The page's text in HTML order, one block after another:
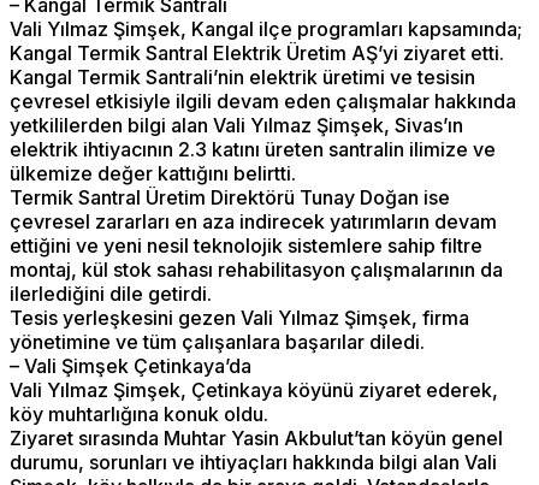
– Kangal Termik Santrali
Vali Yılmaz Şimşek, Kangal ilçe programları kapsamında;
Kangal Termik Santral Elektrik Üretim AŞ’yi ziyaret etti.
Kangal Termik Santrali’nin elektrik üretimi ve tesisin
çevresel etkisiyle ilgili devam eden çalışmalar hakkında
yetkililerden bilgi alan Vali Yılmaz Şimşek, Sivas’ın
elektrik ihtiyacının 2.3 katını üreten santralin ilimize ve
ülkemize değer kattığını belirtti.
Termik Santral Üretim Direktörü Tunay Doğan ise
çevresel zararları en aza indirecek yatırımların devam
ettiğini ve yeni nesil teknolojik sistemlere sahip filtre
montaj, kül stok sahası rehabilitasyon çalışmalarının da
ilerlediğini dile getirdi.
Tesis yerleşkesini gezen Vali Yılmaz Şimşek, firma
yönetimine ve tüm çalışanlara başarılar diledi.
– Vali Şimşek Çetinkaya’da
Vali Yılmaz Şimşek, Çetinkaya köyünü ziyaret ederek,
köy muhtarlığına konuk oldu.
Ziyaret sırasında Muhtar Yasin Akbulut’tan köyün genel
durumu, sorunları ve ihtiyaçları hakkında bilgi alan Vali